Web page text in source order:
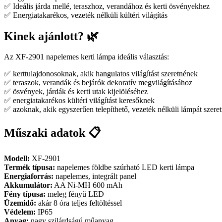
✅ Ideális járda mellé, teraszhoz, verandához és kerti ösvényekhez
✅ Energiatakarékos, vezeték nélküli kültéri világítás
Kinek ajánlott? 🌿
Az XF-2901 napelemes kerti lámpa ideális választás:
✅ kerttulajdonosoknak, akik hangulatos világítást szeretnének
✅ teraszok, verandák és bejárók dekoratív megvilágításához
✅ ösvények, járdák és kerti utak kijelöléséhez
✅ energiatakarékos kültéri világítást keresőknek
✅ azoknak, akik egyszerűen telepíthető, vezeték nélküli lámpát
Műszaki adatok 📋
Modell: XF-2901
Termék típusa: napelemes földbe szúrható LED kerti lámpa
Energiaforrás: napelemes, integrált panel
Akkumulátor: AA Ni-MH 600 mAh
Fény típusa: meleg fényű LED
Üzemidő: akár 8 óra teljes feltöltéssel
Védelem: IP65